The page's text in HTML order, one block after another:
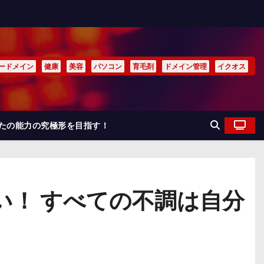
ドメイン 健康 美容 パソコン 育毛剤 ドメイン管理 イクオス
の能力の究極形を目指す！
！ すべての不調は自分